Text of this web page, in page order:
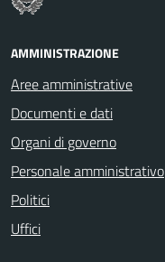
AMMINISTRAZIONE
Aree amministrative
Documenti e dati
Organi di governo
Personale amministrativo
Politici
Uffici